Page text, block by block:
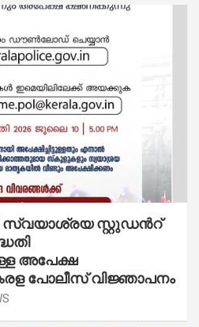
സ്വയാശ്രയ സ്റ്റുഡന്‍റ്
അപേക്ഷ
പോലീസ് വിജ്ഞാപനം